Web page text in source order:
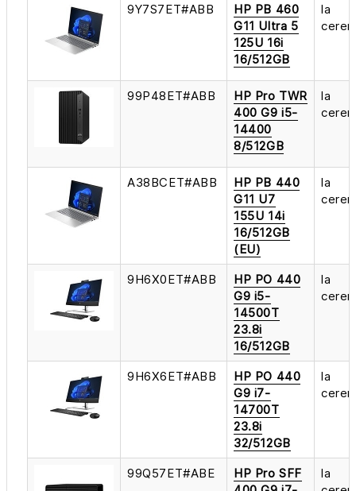
9Y7S7ET#ABB
HP PB 460
G11 Ultra 5
125U 16i
16/512GB
la
99P48ET#ABB
HP Pro TWR
400 G9 i5-
14400
8/512GB
la
A38BCET#ABB
HP PB 440
G11 U7
155U 14i
16/512GB
(EU)
la
9H6X0ET#ABB
HP PO 440
G9 i5-
14500T
23.8i
16/512GB
la
9H6X6ET#ABB
HP PO 440
G9 i7-
14700T
23.8i
32/512GB
la
99Q57ET#ABE
HP Pro SFF
la